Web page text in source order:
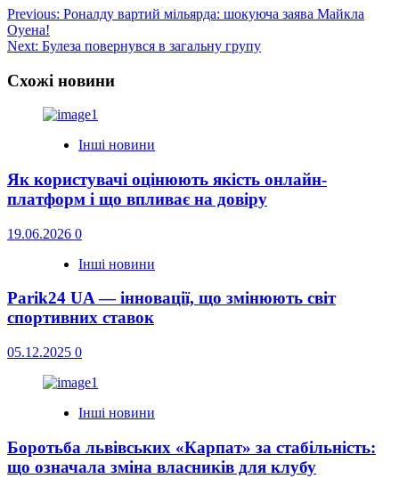
Post
navigation
Previous: Роналду вартий мільярда: шокуюча заява Майкла
Оуена!
Next: Булеза повернувся в загальну групу
Схожі новини
Інші новини
Як користувачі оцінюють якість онлайн-
платформ і що впливає на довіру
19.06.2026 0
Інші новини
Parik24 UA — інновації, що змінюють світ
спортивних ставок
05.12.2025 0
Інші новини
Боротьба львівських «Карпат» за стабільність:
що означала зміна власників для клубу